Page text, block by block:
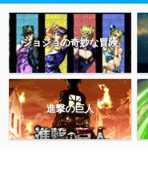
ジョジョの奇妙な冒険
進撃の巨人